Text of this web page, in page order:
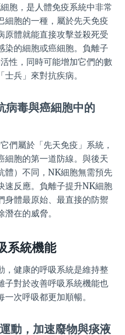
胞，是人體免疫系統中非常
細胞的一種，屬於先天免疫
原體就能直接攻擊並殺死受
染的細胞或癌細胞。負離子
性，同時可能增加它們的數
兵」來對抗疾病。
病毒與癌細胞中的
們屬於「先天免疫」系統，
細胞的第一道防線。與後天
體）不同，NK細胞無需預先
速反應。負離子提升NK細胞
身體最原始、最直接的防禦
在的威脅。
系統機能
，健康的呼吸系統是維持整
子對於改善呼吸系統機能也
次呼吸都更加順暢。
動，加速廢物與痰液